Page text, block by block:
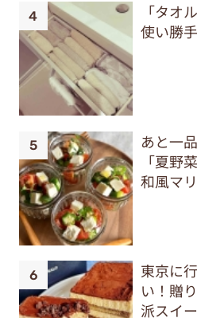
「タオ
使い勝
あと一
「夏野
和風マリ
東京に
い！贈
派スイ